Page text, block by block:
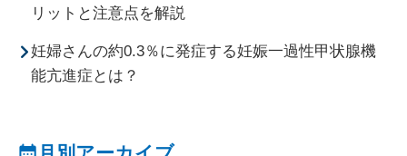
リットと注意点を解説
妊婦さんの約0.3％に発症する妊娠一過性甲状腺機
能亢進症とは？